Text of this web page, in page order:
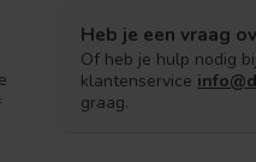
Heb je een vraag
Of heb je hulp nodig
klantenservice
graag.